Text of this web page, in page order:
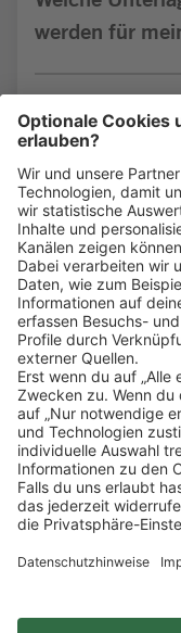
werden für
Bin ich für die
Klickehier, um alle
Impressum
FAQ
Sitemap